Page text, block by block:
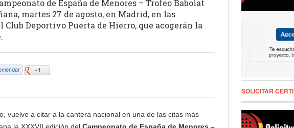
de España de Menores – Trofeo Babolat
martes 27 de agosto, en Madrid, en las
Deportivo Puerta de Hierro, que acogerán la
vuelve a citar a la cantera nacional en una de las citas más
SOLICITAR